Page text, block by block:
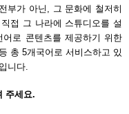
부가 아닌, 그 문화에 철저히
접 그 나라에 스튜디오를 설
로 콘텐츠를 제공하기 위한
총 5개국어로 서비스하고 있
니다.
주세요.